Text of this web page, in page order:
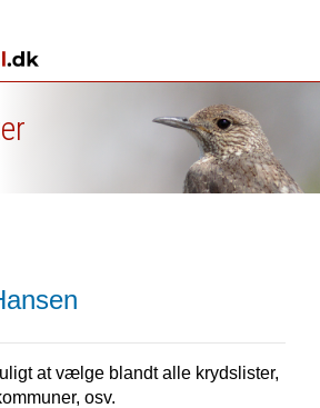
at vælge blandt alle krydslister,
osv.